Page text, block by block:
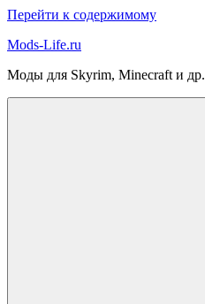
Перейти к содержимому
Mods-Life.ru
Моды для Skyrim, Minecraft и др.